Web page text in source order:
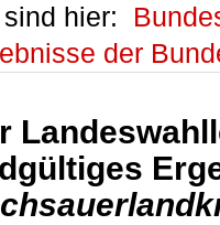
hier:
der